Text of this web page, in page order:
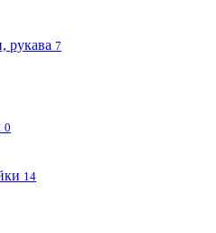
рукава 7
0
14